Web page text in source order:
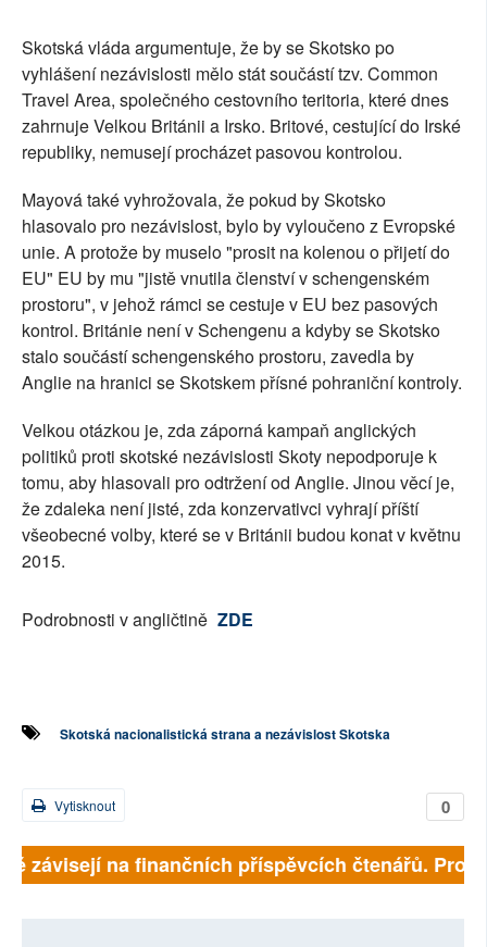
Skotská vláda argumentuje, že by se Skotsko po
vyhlášení nezávislosti mělo stát součástí tzv. Common
Travel Area, společného cestovního teritoria, které dnes
zahrnuje Velkou Británii a Irsko. Britové, cestující do Irské
republiky, nemusejí procházet pasovou kontrolou.
Mayová také vyhrožovala, že pokud by Skotsko
hlasovalo pro nezávislost, bylo by vyloučeno z Evropské
unie. A protože by muselo "prosit na kolenou o přijetí do
EU" EU by mu "jistě vnutila členství v schengenském
prostoru", v jehož rámci se cestuje v EU bez pasových
kontrol. Británie není v Schengenu a kdyby se Skotsko
stalo součástí schengenského prostoru, zavedla by
Anglie na hranici se Skotskem přísné pohraniční kontroly.
Velkou otázkou je, zda záporná kampaň anglických
politiků proti skotské nezávislosti Skoty nepodporuje k
tomu, aby hlasovali pro odtržení od Anglie. Jinou věcí je,
že zdaleka není jisté, zda konzervativci vyhrají příští
všeobecné volby, které se v Británii budou konat v květnu
2015.
Podrobnosti v angličtině ZDE
Skotská nacionalistická strana a nezávislost Skotska
0
Vytisknout
závisejí na finančních příspěvcích čtenářů.